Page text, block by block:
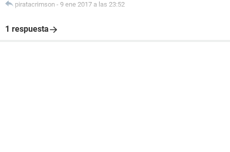
piratacrimson - 9 ene 2017 a las 23:52
1 respuesta